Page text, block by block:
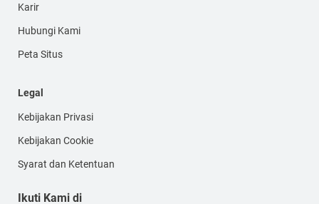
Karir
Hubungi Kami
Peta Situs
Legal
Kebijakan Privasi
Kebijakan Cookie
Syarat dan Ketentuan
Ikuti Kami di